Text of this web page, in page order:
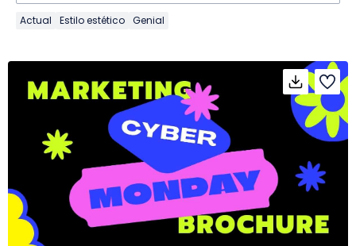
Actual Estilo estético Genial